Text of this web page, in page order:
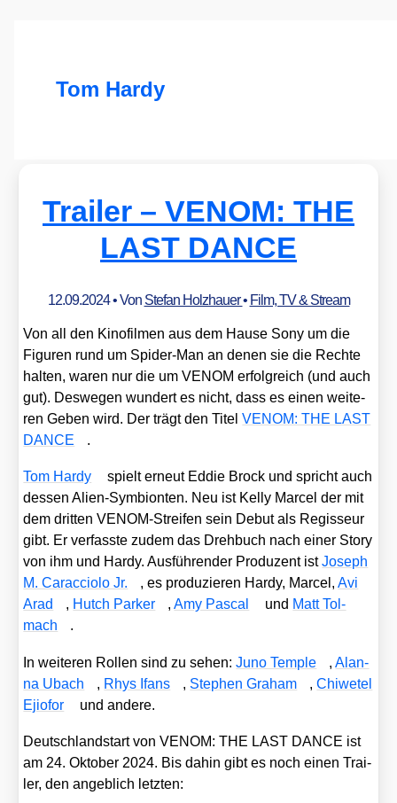
Tom Hardy
Trailer – VENOM: THE
LAST DANCE
12.09.2024• Von Stefan Holzhauer• Film, TV & Stream
Von all den Kino­fil­men aus dem Hau­se Sony um die
Figu­ren rund um Spi­der-Man an denen sie die Rech­te
hal­ten, waren nur die um VENOM erfolg­reich (und auch
gut). Des­we­gen wun­dert es nicht, dass es einen wei­te­
ren Geben wird. Der trägt den TitelVENOM: THE LAST
DANCE
.
Tom Har­dy
spielt erneut Eddie Brock und spricht auch
des­sen Ali­en-Sym­bi­on­ten. Neu ist Kel­ly Mar­cel der mit
dem drit­ten VENOM-Strei­fen sein Debut als Regis­seur
gibt. Er ver­fass­te zudem das Dreh­buch nach einer Sto­ry
von ihm und Har­dy. Aus­füh­ren­der Pro­du­zent istJoseph
M. Carac­cio­lo Jr.
, es pro­du­zie­ren Har­dy, Mar­cel,Avi
Arad
, Hutch Par­ker ,Amy Pas­cal und Matt Tol­
mach
.
In wei­te­ren Rol­len sind zu sehen:Juno Temp­le ,Alan­
na Ubach
, Rhys Ifans , Ste­phen Gra­ham ,Chi­we­tel
Ejio­for
und ande­re.
Deutsch­land­start von VENOM: THE LAST DANCE ist
am 24. Okto­ber 2024. Bis dahin gibt es noch einen Trai­
ler, den angeb­lich letz­ten: